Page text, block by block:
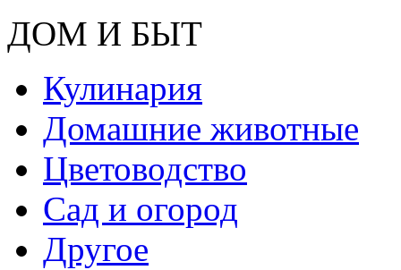
ДОМ И БЫТ
Кулинария
Домашние животные
Цветоводство
Сад и огород
Другое